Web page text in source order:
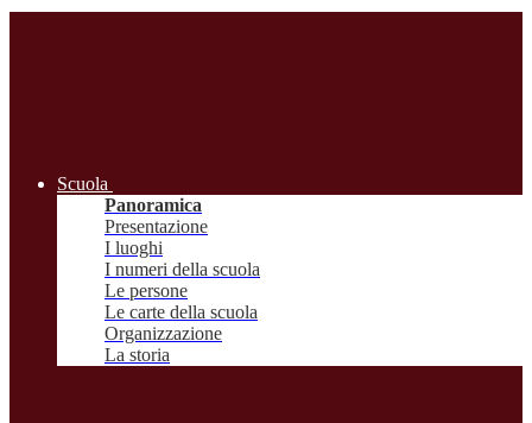
Scuola
Panoramica
Presentazione
I luoghi
I numeri della scuola
Le persone
Le carte della scuola
Organizzazione
La storia